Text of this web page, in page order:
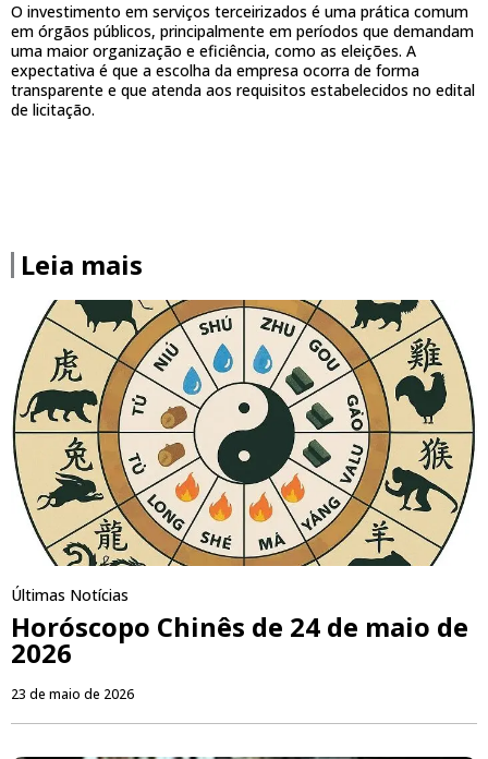
O investimento em serviços terceirizados é uma prática comum
em órgãos públicos, principalmente em períodos que demandam
uma maior organização e eficiência, como as eleições. A
expectativa é que a escolha da empresa ocorra de forma
transparente e que atenda aos requisitos estabelecidos no edital
de licitação.
Leia mais
Últimas Notícias
Horóscopo Chinês de 24 de maio de
2026
23 de maio de 2026